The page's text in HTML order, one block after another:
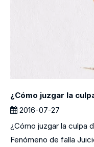
¿Cómo juzgar la
2016-07-27
¿Cómo juzgar la culpa
Fenómeno de falla